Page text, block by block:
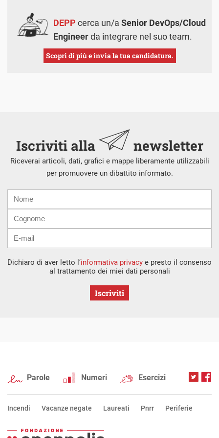
DEPP cerca un/a Senior DevOps/Cloud
Engineerda integrare nel suo team.
Scopri di più e invia la tua candidatura.
Iscriviti alla newsletter
Riceverai articoli, dati, grafici e mappe liberamente utilizzabili
per promuovere un dibattito informato.
mail
Dichiaro di aver letto l’informativa privacy e presto il consenso
al trattamento dei miei dati personali
Iscriviti
Parole Numeri Esercizi
Incendi Vacanze negate Laureati Pnrr Periferie